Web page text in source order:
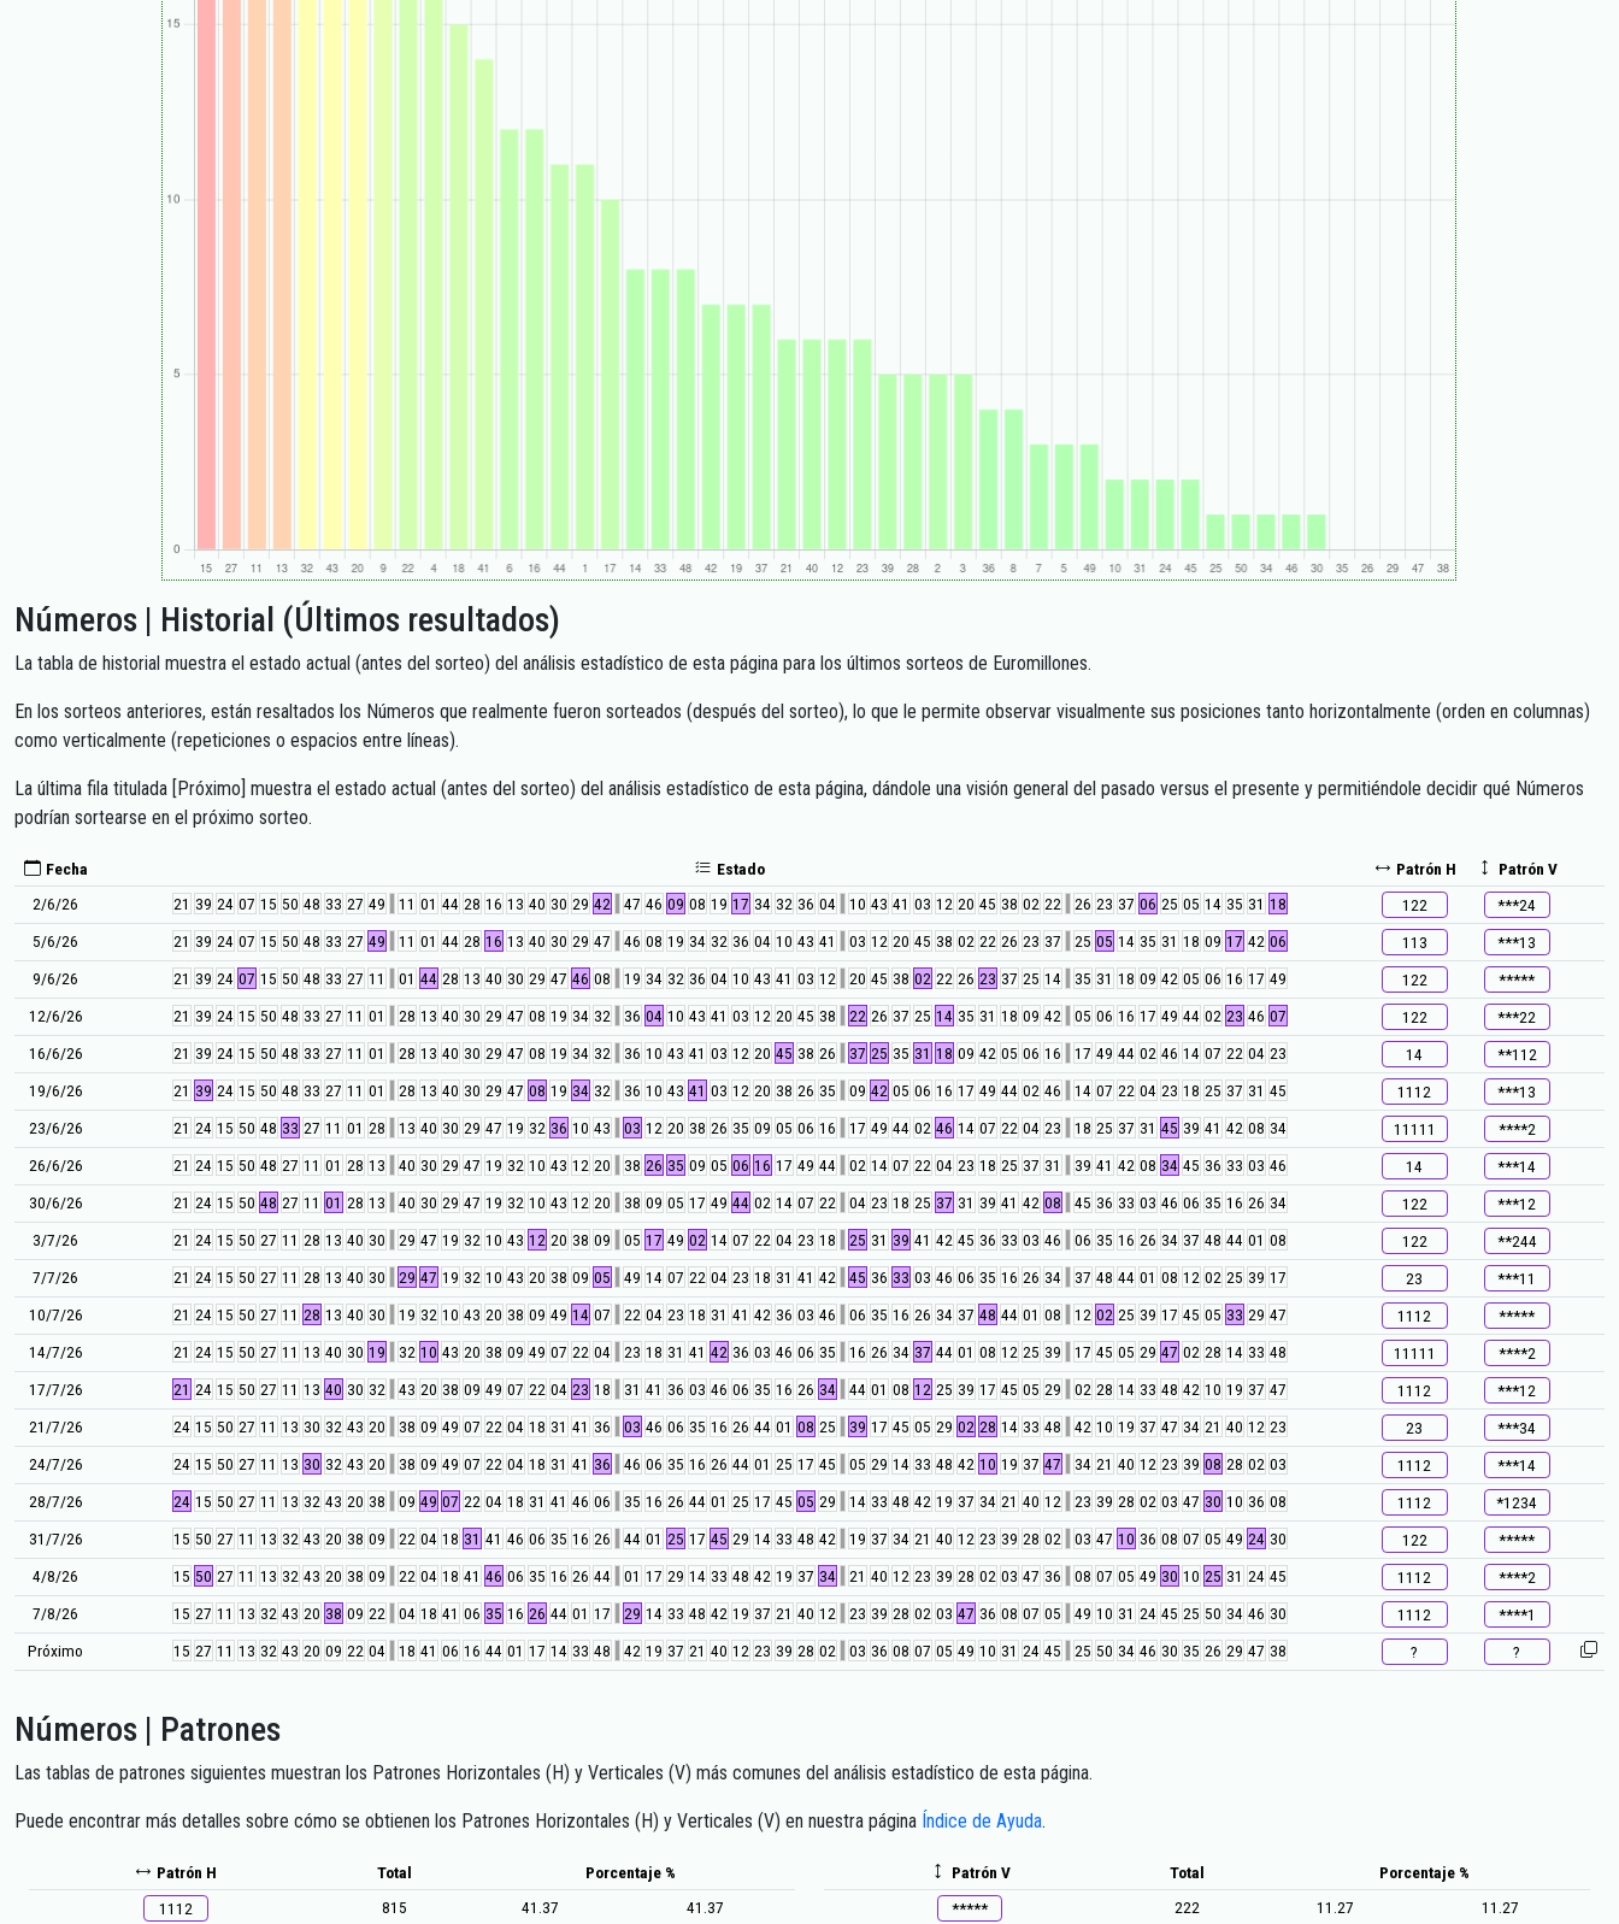
Números | Historial (Últimos resultados)
La tabla de historial muestra el estado actual (antes del sorteo) del análisis estadístico de esta página para los últimos sorteos de Euromillones.
En los sorteos anteriores, están resaltados los Números que realmente fueron sorteados (después del sorteo), lo que le permite observar visualmente sus posiciones tanto horizontalmente (orden en columnas)
como verticalmente (repeticiones o espacios entre líneas).
La última fila titulada [Próximo] muestra el estado actual (antes del sorteo) del análisis estadístico de esta página, dándole una visión general del pasado versus el presente y permitiéndole decidir qué Números
podrían sortearse en el próximo sorteo.
Fecha Estado Patrón H
Patrón V
2/6/26
21 39 24 07 15 50 48 33 27 49 11 01 44 28 16 13 40 30 29 42 47 46 09 08 19 17 34 32 36 04 10 43 41 03 12 20 45 38 02 22 26 23 37 06 25 05 14 35 31 18 122
***24
5/6/26
21 39 24 07 15 50 48 33 27 49 11 01 44 28 16 13 40 30 29 47 46 08 19 34 32 36 04 10 43 41 03 12 20 45 38 02 22 26 23 37 25 05 14 35 31 18 09 17 42 06 113
***13
9/6/26
21 39 24 07 15 50 48 33 27 11 01 44 28 13 40 30 29 47 46 08 19 34 32 36 04 10 43 41 03 12 20 45 38 02 22 26 23 37 25 14 35 31 18 09 42 05 06 16 17 49 122
*****
12/6/26
21 39 24 15 50 48 33 27 11 01 28 13 40 30 29 47 08 19 34 32 36 04 10 43 41 03 12 20 45 38 22 26 37 25 14 35 31 18 09 42 05 06 16 17 49 44 02 23 46 07 122
***22
16/6/26
21 39 24 15 50 48 33 27 11 01 28 13 40 30 29 47 08 19 34 32 36 10 43 41 03 12 20 45 38 26 37 25 35 31 18 09 42 05 06 16 17 49 44 02 46 14 07 22 04 23 14
**112
19/6/26
21 39 24 15 50 48 33 27 11 01 28 13 40 30 29 47 08 19 34 32 36 10 43 41 03 12 20 38 26 35 09 42 05 06 16 17 49 44 02 46 14 07 22 04 23 18 25 37 31 45 1112
***13
23/6/26
21 24 15 50 48 33 27 11 01 28 13 40 30 29 47 19 32 36 10 43 03 12 20 38 26 35 09 05 06 16 17 49 44 02 46 14 07 22 04 23 18 25 37 31 45 39 41 42 08 34 11111
****2
26/6/26
21 24 15 50 48 27 11 01 28 13 40 30 29 47 19 32 10 43 12 20 38 26 35 09 05 06 16 17 49 44 02 14 07 22 04 23 18 25 37 31 39 41 42 08 34 45 36 33 03 46 14
***14
30/6/26
21 24 15 50 48 27 11 01 28 13 40 30 29 47 19 32 10 43 12 20 38 09 05 17 49 44 02 14 07 22 04 23 18 25 37 31 39 41 42 08 45 36 33 03 46 06 35 16 26 34 122
***12
3/7/26
21 24 15 50 27 11 28 13 40 30 29 47 19 32 10 43 12 20 38 09 05 17 49 02 14 07 22 04 23 18 25 31 39 41 42 45 36 33 03 46 06 35 16 26 34 37 48 44 01 08 122
**244
7/7/26
21 24 15 50 27 11 28 13 40 30 29 47 19 32 10 43 20 38 09 05 49 14 07 22 04 23 18 31 41 42 45 36 33 03 46 06 35 16 26 34 37 48 44 01 08 12 02 25 39 17 23
***11
10/7/26
21 24 15 50 27 11 28 13 40 30 19 32 10 43 20 38 09 49 14 07 22 04 23 18 31 41 42 36 03 46 06 35 16 26 34 37 48 44 01 08 12 02 25 39 17 45 05 33 29 47 1112
*****
14/7/26
21 24 15 50 27 11 13 40 30 19 32 10 43 20 38 09 49 07 22 04 23 18 31 41 42 36 03 46 06 35 16 26 34 37 44 01 08 12 25 39 17 45 05 29 47 02 28 14 33 48 11111
****2
17/7/26
21 24 15 50 27 11 13 40 30 32 43 20 38 09 49 07 22 04 23 18 31 41 36 03 46 06 35 16 26 34 44 01 08 12 25 39 17 45 05 29 02 28 14 33 48 42 10 19 37 47 1112
***12
21/7/26
24 15 50 27 11 13 30 32 43 20 38 09 49 07 22 04 18 31 41 36 03 46 06 35 16 26 44 01 08 25 39 17 45 05 29 02 28 14 33 48 42 10 19 37 47 34 21 40 12 23 23
***34
24/7/26
24 15 50 27 11 13 30 32 43 20 38 09 49 07 22 04 18 31 41 36 46 06 35 16 26 44 01 25 17 45 05 29 14 33 48 42 10 19 37 47 34 21 40 12 23 39 08 28 02 03 1112
***14
28/7/26
24 15 50 27 11 13 32 43 20 38 09 49 07 22 04 18 31 41 46 06 35 16 26 44 01 25 17 45 05 29 14 33 48 42 19 37 34 21 40 12 23 39 28 02 03 47 30 10 36 08 1112
*1234
31/7/26
15 50 27 11 13 32 43 20 38 09 22 04 18 31 41 46 06 35 16 26 44 01 25 17 45 29 14 33 48 42 19 37 34 21 40 12 23 39 28 02 03 47 10 36 08 07 05 49 24 30 122
*****
4/8/26
15 50 27 11 13 32 43 20 38 09 22 04 18 41 46 06 35 16 26 44 01 17 29 14 33 48 42 19 37 34 21 40 12 23 39 28 02 03 47 36 08 07 05 49 30 10 25 31 24 45 1112
****2
7/8/26
15 27 11 13 32 43 20 38 09 22 04 18 41 06 35 16 26 44 01 17 29 14 33 48 42 19 37 21 40 12 23 39 28 02 03 47 36 08 07 05 49 10 31 24 45 25 50 34 46 30 1112
****1
Próximo
15 27 11 13 32 43 20 09 22 04 18 41 06 16 44 01 17 14 33 48 42 19 37 21 40 12 23 39 28 02 03 36 08 07 05 49 10 31 24 45 25 50 34 46 30 35 26 29 47 38 ? ?
Números | Patrones
Las tablas de patrones siguientes muestran los Patrones Horizontales (H) y Verticales (V) más comunes del análisis estadístico de esta página.
Puede encontrar más detalles sobre cómo se obtienen los Patrones Horizontales (H) y Verticales (V) en nuestra página Índice de Ayuda.
Patrón H Total
Porcentaje %
1112
815 41.37 41.37
Patrón V Total
Porcentaje %
*****
222 11.27 11.27